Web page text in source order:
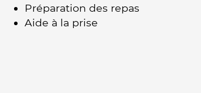
Préparation des repas
Aide à la prise